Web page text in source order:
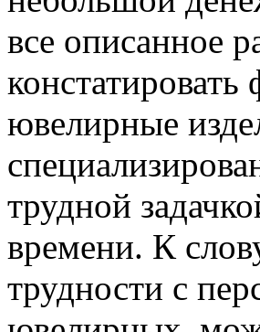
все описанное
ювелирные
трудной
времени. К
трудности с